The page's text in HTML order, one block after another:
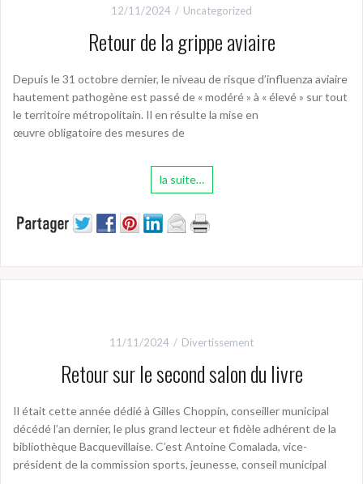
12/11/2024 Uncategorized
Retour de la grippe aviaire
Depuis le 31 octobre dernier, le niveau de risque d’influenza aviaire
hautement pathogène est passé de « modéré » à « élevé » sur tout
le territoire métropolitain. Il en résulte la mise en
œuvre obligatoire des mesures de
la suite…
11/11/2024 Divertissement
Retour sur le second salon du livre
Il était cette année dédié à Gilles Choppin, conseiller municipal
décédé l’an dernier, le plus grand lecteur et fidèle adhérent de la
bibliothèque Bacquevillaise. C’est Antoine Comalada, vice-
président de la commission sports, jeunesse, conseil municipal